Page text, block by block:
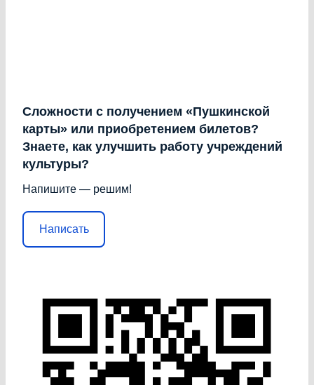
Сложности с получением «Пушкинской
карты» или приобретением билетов?
Знаете, как улучшить работу учреждений
культуры?
Напишите — решим!
Написать